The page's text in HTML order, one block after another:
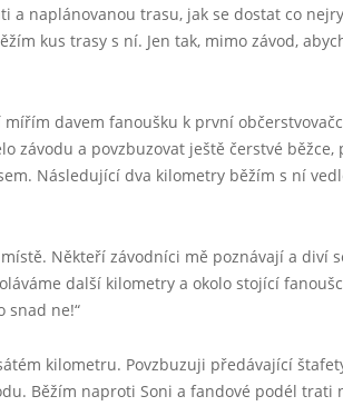
a naplánovanou trasu, jak se dostat co
kus trasy s ní. Jen tak, mimo závod,
davem fanoušku k první
závodu a povzbuzovat ještě čerstvé běžce,
Následující dva kilometry běžím s ní
Někteří závodníci mě poznávají a diví
další kilometry a okolo stojící
snad ne!“
kilometru. Povzbuzuji předávající
Běžím naproti Soni a fandové podél trati